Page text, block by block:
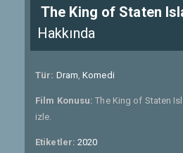
The King of Staten
Hakkında
Tür: Dram,Komedi
Film Konusu:The King of Staten
izle.
Etiketler:2020